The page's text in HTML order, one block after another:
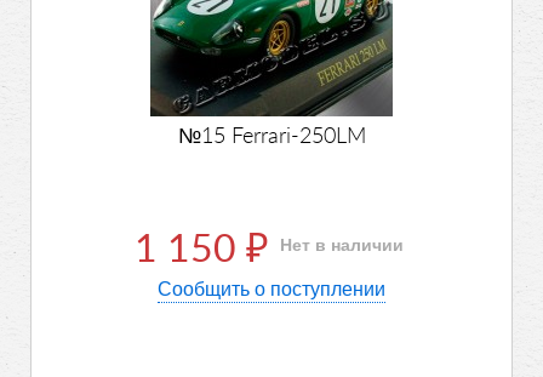
№15 Ferrari-250LM
1 150 ₽ Нет в наличии
Сообщить о поступлении